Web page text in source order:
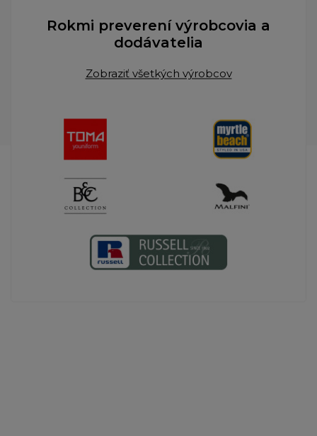
Rokmi preverení výrobcovia a
dodávatelia
Zobraziť všetkých výrobcov